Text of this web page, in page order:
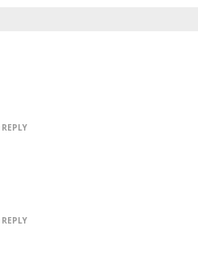
REPLY
REPLY